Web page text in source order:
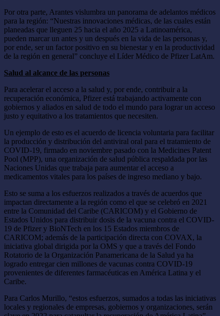
Por otra parte, Arantes vislumbra un panorama de adelantos médicos
para la región: “Nuestras innovaciones médicas, de las cuales están
planeadas que lleguen 25 hacia el año 2025 a Latinoamérica,
pueden marcar un antes y un después en la vida de las personas y,
por ende, ser un factor positivo en su bienestar y en la productividad
de la región en general” concluye el Líder Médico de Pfizer LatAm.
Salud al alcance de las personas
Para acelerar el acceso a la salud y, por ende, contribuir a la
recuperación económica, Pfizer está trabajando activamente con
gobiernos y aliados en salud de todo el mundo para lograr un acceso
justo y equitativo a los tratamientos que necesiten.
Un ejemplo de esto es el acuerdo de licencia voluntaria para facilitar
la producción y distribución del antiviral oral para el tratamiento de
COVID-19, firmado en noviembre pasado con la Medicines Patent
Pool (MPP), una organización de salud pública respaldada por las
Naciones Unidas que trabaja para aumentar el acceso a
medicamentos vitales para los países de ingreso mediano y bajo.
Esto se suma a los esfuerzos realizados a través de acuerdos que
impactan directamente a la región como el que se celebró en 2021
entre la Comunidad del Caribe (CARICOM) y el Gobierno de
Estados Unidos para distribuir dosis de la vacuna contra el COVID-
19 de Pfizer y BioNTech en los 15 Estados miembros de
CARICOM; además de la participación directa con COVAX, la
iniciativa global dirigida por la OMS y que a través del Fondo
Rotatorio de la Organización Panamericana de la Salud ya ha
logrado entregar cien millones de vacunas contra COVID-19
provenientes de diferentes farmacéuticas en América Latina y el
Caribe.
Para Carlos Murillo, “estos esfuerzos, sumados a todas las iniciativas
locales y regionales de empresas, gobiernos y organizaciones, serán